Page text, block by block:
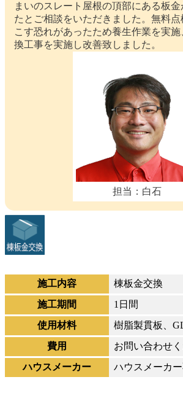
まいのスレート屋根の頂部にある板
たとご相談をいただきました。無料
こす恐れがあったため養生作業を実
換工事を実施し改善致しました。
担当：白石
施工内容
棟板金交換
施工期間
1日間
使用材料
樹脂製貫板、
費用
お問い合わせ
ハウスメーカー
ハウスメーカ